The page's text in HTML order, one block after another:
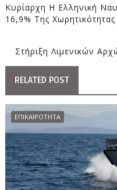
Κυρίαρχη Η Ελληνική
16,9% Της Χωρητικότητας
Στήριξη Λιμενικών
RELATED POST
ΕΠΙΚΑΙΡΟΤΗΤΑ